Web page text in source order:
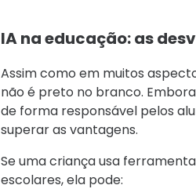
IA na educação: as
Assim como em muitos
não é preto no branco.
de forma responsável pelos
superar as vantagens.
Se uma criança usa
escolares, ela pode: